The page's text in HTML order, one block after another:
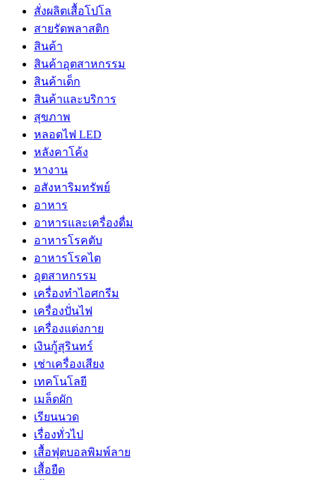
สั่งผลิตเสื้อโปโล
สายรัดพลาสติก
สินค้า
สินค้าอุตสาหกรรม
สินค้าเด็ก
สินค้าและบริการ
สุขภาพ
หลอดไฟ LED
หลังคาโค้ง
หางาน
อสังหาริมทรัพย์
อาหาร
อาหารและเครื่องดื่ม
อาหารโรคตับ
อาหารโรคไต
อุตสาหกรรม
เครื่องทำไอศกรีม
เครื่องปั่นไฟ
เครื่องแต่งกาย
เงินกู้สุรินทร์
เช่าเครื่องเสียง
เทคโนโลยี
เมล็ดผัก
เรียนนวด
เรื่องทั่วไป
เสื้อฟุตบอลพิมพ์ลาย
เสื้อยืด